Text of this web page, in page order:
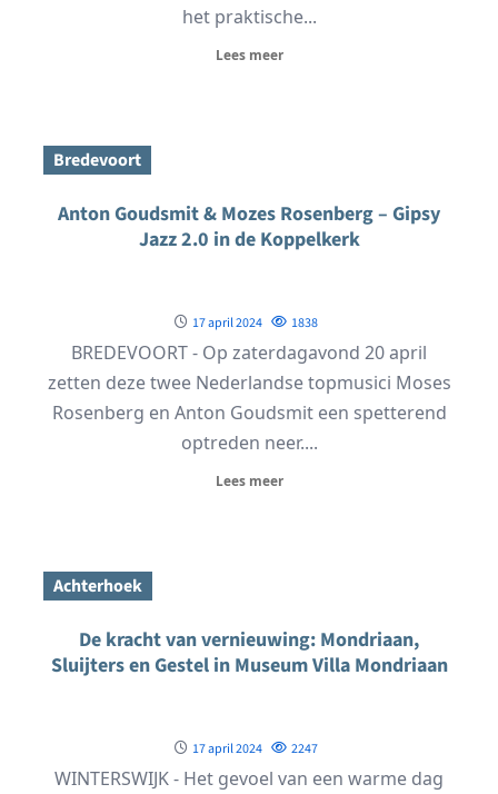
het praktische...
Lees meer
Bredevoort
Anton Goudsmit & Mozes Rosenberg – Gipsy
Jazz 2.0 in de Koppelkerk
17 april 2024 1838
BREDEVOORT - Op zaterdagavond 20 april
zetten deze twee Nederlandse topmusici Moses
Rosenberg en Anton Goudsmit een spetterend
optreden neer....
Lees meer
Achterhoek
De kracht van vernieuwing: Mondriaan,
Sluijters en Gestel in Museum Villa Mondriaan
17 april 2024 2247
WINTERSWIJK - Het gevoel van een warme dag